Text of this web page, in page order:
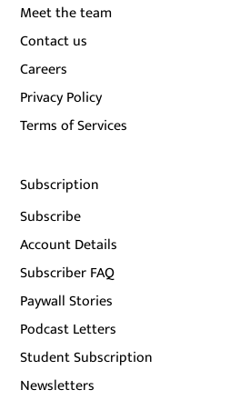
Meet the team
Contact us
Careers
Privacy Policy
Terms of Services
Subscription
Subscribe
Account Details
Subscriber FAQ
Paywall Stories
Podcast Letters
Student Subscription
Newsletters